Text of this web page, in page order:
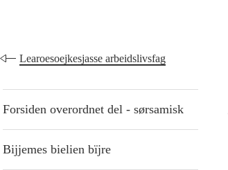
Learoesoejkesjasse arbeidslivsfag
Forsiden overordnet del - sørsamisk
Bijjemes bielien bïjre